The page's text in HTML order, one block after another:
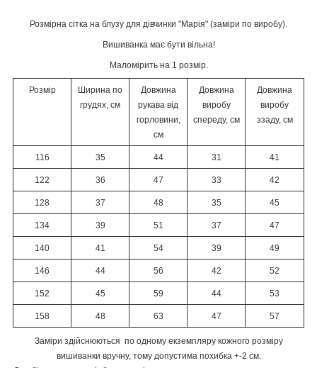
Розмірна сітка на блузу для дівчинки "Марія" (заміри по виробу).
Вишиванка має бути вільна!
Маломірить на 1 розмір.
Розмір
Ширина по
грудях, см
Довжина
рукава від
горловини,
см
Довжина
виробу
спереду, см
Довжина
виробу
ззаду, см
116 35 44 31 41
122 36 47 33 42
128 37 48 35 45
134 39 51 37 47
140 41 54 39 49
146 44 56 42 52
152 45 59 44 53
158 48 63 47 57
Заміри здійснюються по одному екземпляру кожного розміру
вишиванки вручну, тому допустима похибка +-2 см.